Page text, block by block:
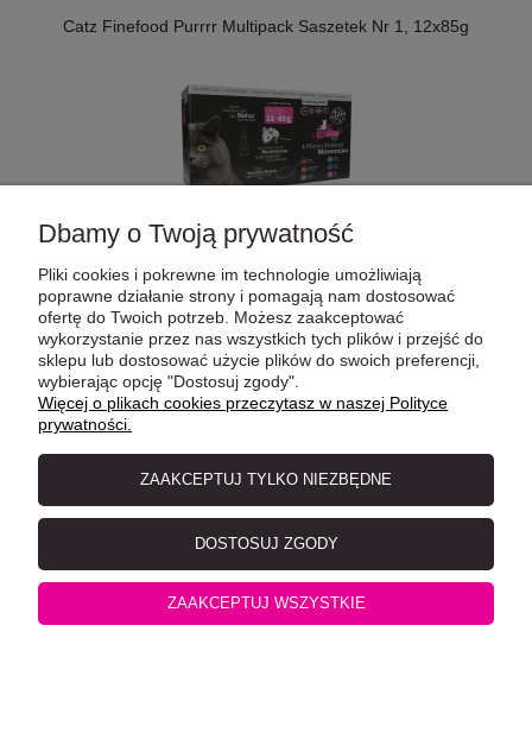
Catz Finefood Purrrr Multipack Saszetek Nr 1, 12x85g
Catz Finefood Purrrr Wołowina No. 119 saszetka 85g
Dbamy o Twoją prywatność
Pliki cookies i pokrewne im technologie umożliwiają
poprawne działanie strony i pomagają nam dostosować
ofertę do Twoich potrzeb. Możesz zaakceptować
wykorzystanie przez nas wszystkich tych plików i przejść do
sklepu lub dostosować użycie plików do swoich preferencji,
wybierając opcję "Dostosuj zgody".
Więcej o plikach cookies przeczytasz w naszej Polityce
prywatności.
ZAAKCEPTUJ TYLKO NIEZBĘDNE
DOSTOSUJ ZGODY
ZAAKCEPTUJ WSZYSTKIE